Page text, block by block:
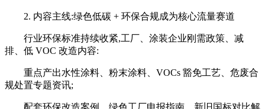
2. 内容主线:绿色低碳 + 环保合规成为核心流量赛道
行业环保标准持续收紧,工厂、涂装企业刚需政策、减
排、低 VOC 改造内容:
重点产出水性涂料、粉末涂料、VOCs 豁免工艺、危废合
规处置专题资讯;
配套环保改造案例、绿色工厂申报指南、新旧国标对比解